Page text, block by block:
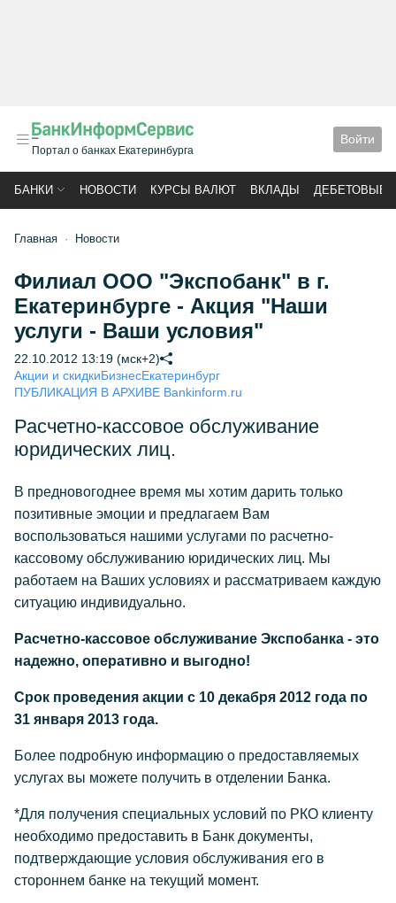
Портал о банках Екатеринбурга
Войти
БАНКИ НОВОСТИ КУРСЫ ВАЛЮТ ВКЛАДЫ ДЕБЕТОВЫЕ
Главная Новости
Филиал ООО "Экспобанк" в г.
Екатеринбурге - Акция "Наши
услуги - Ваши условия"
22.10.2012 13:19 (мск+2)
Акции и скидкиБизнесЕкатеринбург
ПУБЛИКАЦИЯ В АРХИВЕ Bankinform.ru
Расчетно-кассовое обслуживание
юридических лиц.
В предновогоднее время мы хотим дарить только
позитивные эмоции и предлагаем Вам
воспользоваться нашими услугами по расчетно-
кассовому обслуживанию юридических лиц. Мы
работаем на Ваших условиях и рассматриваем каждую
ситуацию индивидуально.
Расчетно-кассовое обслуживание Экспобанка - это
надежно, оперативно и выгодно!
Срок проведения акции с 10 декабря 2012 года по
31 января 2013 года.
Более подробную информацию о предоставляемых
услугах вы можете получить в отделении Банка.
*Для получения специальных условий по РКО клиенту
необходимо предоставить в Банк документы,
подтверждающие условия обслуживания его в
стороннем банке на текущий момент.